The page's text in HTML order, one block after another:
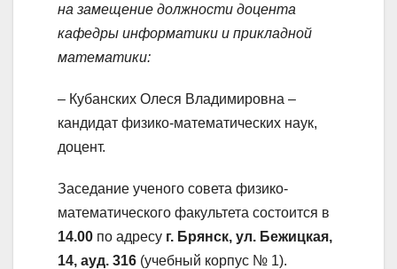
на замещение должности доцента
кафедры информатики и прикладной
математики:
– Кубанских Олеся Владимировна –
кандидат физико-математических наук,
доцент.
Заседание ученого совета физико-
математического факультета состоится в
14.00 по адресу г. Брянск, ул. Бежицкая,
14, ауд. 316 (учебный корпус № 1).